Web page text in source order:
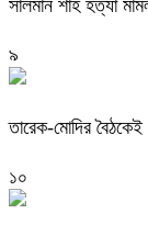
সালমান শাহ হত্যা
৯
তারেক-মোদির বৈঠকেই
১০